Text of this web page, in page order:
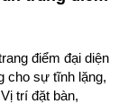
điểm đại diện
cho sự tĩnh lặng,
trí đặt bàn,